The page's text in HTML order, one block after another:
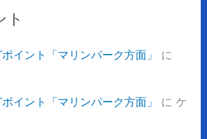
ト
イント「マリンパーク方面」
に
イント「マリンパーク方面」
に ケ